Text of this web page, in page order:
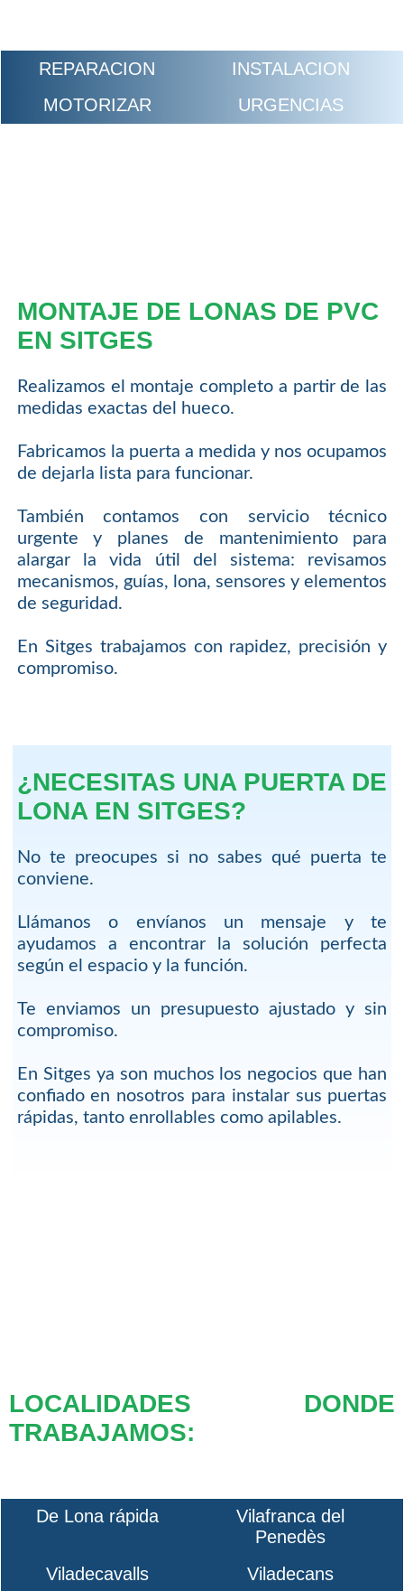
REPARACION
INSTALACION
MOTORIZAR
URGENCIAS
MONTAJE DE LONAS DE PVC
EN SITGES
Realizamos el montaje completo a partir de las
medidas exactas del hueco.
Fabricamos la puerta a medida y nos ocupamos
de dejarla lista para funcionar.
También contamos con servicio técnico
urgente y planes de mantenimiento para
alargar la vida útil del sistema: revisamos
mecanismos, guías, lona, sensores y elementos
de seguridad.
En Sitges trabajamos con rapidez, precisión y
compromiso.
¿NECESITAS UNA PUERTA DE
LONA EN SITGES?
No te preocupes si no sabes qué puerta te
conviene.
Llámanos o envíanos un mensaje y te
ayudamos a encontrar la solución perfecta
según el espacio y la función.
Te enviamos un presupuesto ajustado y sin
compromiso.
En Sitges ya son muchos los negocios que han
confiado en nosotros para instalar sus puertas
rápidas, tanto enrollables como apilables.
LOCALIDADES DONDE
TRABAJAMOS:
De Lona rápida
Vilafranca del
Penedès
Viladecavalls
Viladecans